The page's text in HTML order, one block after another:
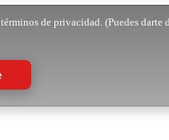
de privacidad. (Puedes darte